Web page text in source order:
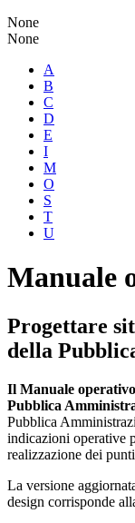
None
None
A
B
C
D
E
I
M
O
S
T
U
Manuale
Progettare
della
Il Manuale
Pubblica
Pubblica
indicazioni operative
realizzazione dei
La versione
design corrisponde